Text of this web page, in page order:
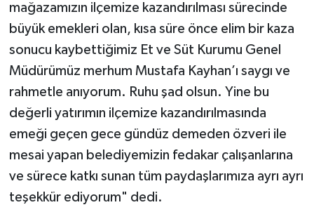
mağazamızın ilçemize kazandırılması sürecinde
büyük emekleri olan, kısa süre önce elim bir kaza
sonucu kaybettiğimiz Et ve Süt Kurumu Genel
Müdürümüz merhum Mustafa Kayhan’ı saygı ve
rahmetle anıyorum. Ruhu şad olsun. Yine bu
değerli yatırımın ilçemize kazandırılmasında
emeği geçen gece gündüz demeden özveri ile
mesai yapan belediyemizin fedakar çalışanlarına
ve sürece katkı sunan tüm paydaşlarımıza ayrı ayrı
teşekkür ediyorum" dedi.